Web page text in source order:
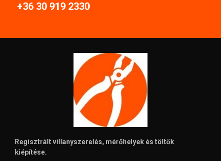
+36 30 919 2330
Regisztrált villanyszerelés, mérőhelyek és töltők
kiépítése.